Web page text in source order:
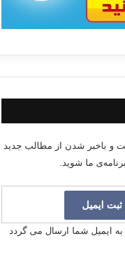
و باخبر شدن از مطالب جدید
ما شوید.
به ایمیل شما ارسال می گردد